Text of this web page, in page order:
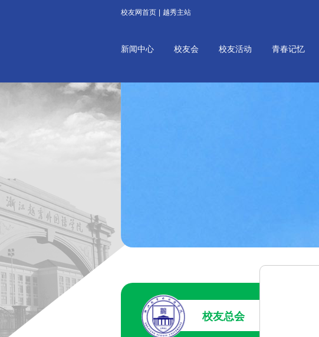
校友网首页 越秀主站
新闻中心 校友会 校友活动 青春记忆
校友总会